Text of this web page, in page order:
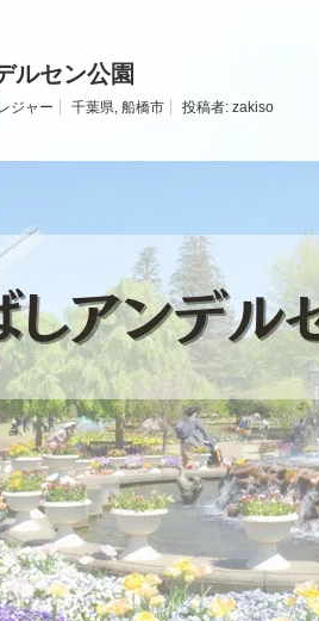
ルセン公園
ジャー 千葉県, 船橋市 投稿者: zakiso